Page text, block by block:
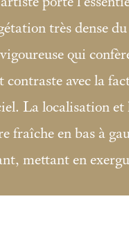
très dense
qui
contraste avec la
La localisation et
fraîche en bas à
mettant en